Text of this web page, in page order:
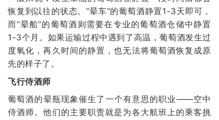
恢复到以往的状态。“晕车”的葡萄酒静置1-3天即可，
而“晕船”的葡萄酒则需要在专业的葡萄酒仓储中静置
1-3个月。如果运输过程中遇到了高温，葡萄酒发生过
度氧化，再久时间的静置，也无法将葡萄酒恢复成原
先的样子了。
飞行侍酒师
葡萄酒的晕瓶现象催生了一个有意思的职业——空中
侍酒师。他们的主要职责就是为各大航班上的乘客挑